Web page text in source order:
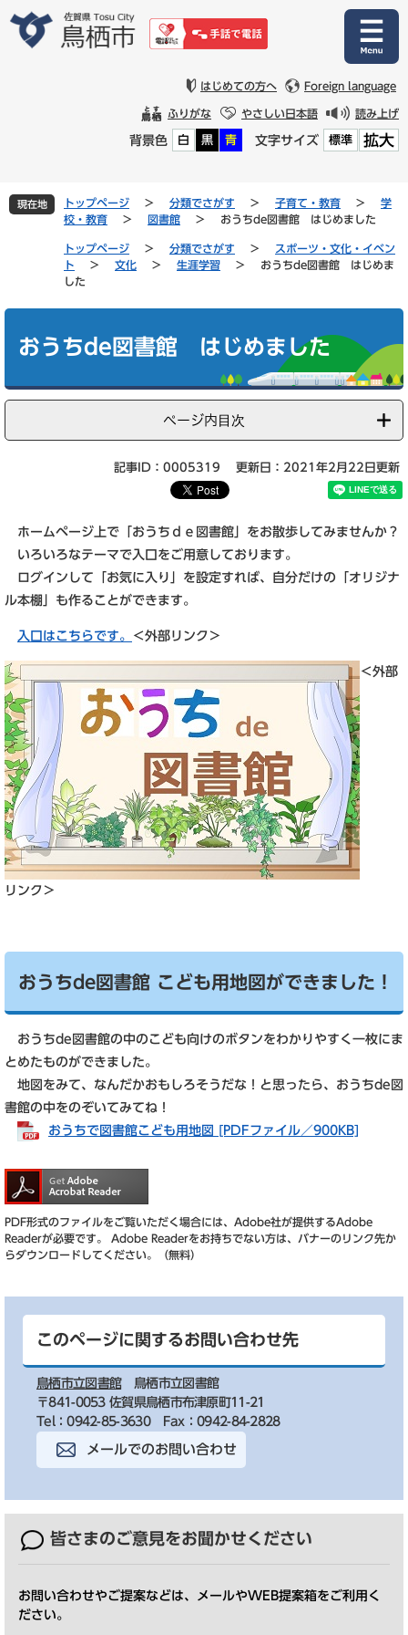
文
はじめての方へ Foreign language
ふりがな やさしい日本語 読み上げ
背景色 白 黒 青 文字サイズ 標準 拡大
現在地 トップページ > 分類でさがす > 子育て・教育 >
学
校・教育
> 図書館 > おうちde図書館 はじめました
トップページ > 分類でさがす >
スポーツ・文化・イベン
ト
> 文化 > 生涯学習 >
おうちde図書館 はじめま
した
おうちde図書館 はじめました
ページ内目次
記事ID：0005319 更新日：2021年2月22日更新
ホームページ上で「おうちｄｅ図書館」をお散歩してみませんか？
いろいろなテーマで入口をご用意しております。
ログインして「お気に入り」を設定すれば、自分だけの「オリジナ
ル本棚」も作ることができます。
入口はこちらです。 ＜外部リンク＞
＜外部
リンク＞
おうちde図書館 こども用地図ができました！
おうちde図書館の中のこども向けのボタンをわかりやすく一枚にま
とめたものができました。
地図をみて、なんだかおもしろそうだな！と思ったら、おうちde図
書館の中をのぞいてみてね！
おうちで図書館こども用地図 [PDFファイル／900KB]
PDF形式のファイルをご覧いただく場合には、Adobe社が提供するAdobe
Readerが必要です。
Adobe Readerをお持ちでない方は、バナーのリンク先か
らダウンロードしてください。（無料）
このページに関するお問い合わせ先
鳥栖市立図書館
鳥栖市立図書館
〒841-0053 佐賀県鳥栖市布津原町11-21
Tel：0942-85-3630
Fax：0942-84-2828
メールでのお問い合わせ
皆さまのご意見をお聞かせください
お問い合わせやご提案などは、メールやWEB提案箱をご利用く
ださい。